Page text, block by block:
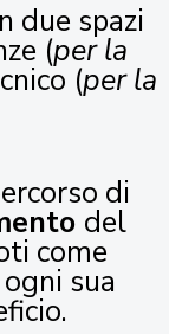
due spazi
(per la
(per la
di
del
come
sua